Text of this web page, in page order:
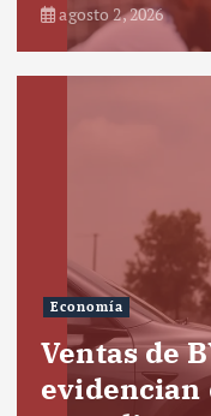
agosto 2, 2026
Economía
Ventas de